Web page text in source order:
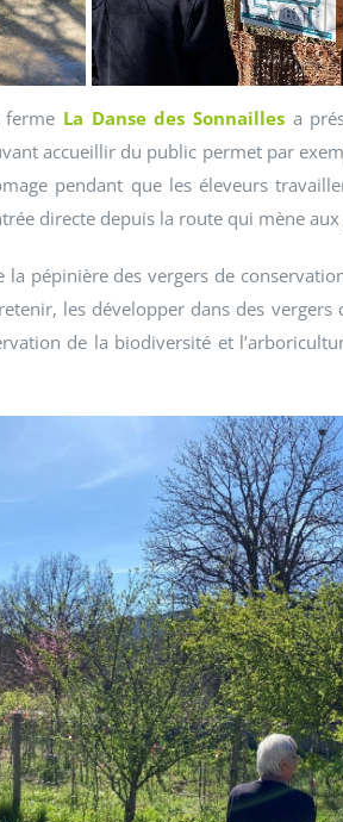
ferme La Danse des Sonnailles a
accueillir du public permet par
pendant que les éleveurs
directe depuis la route qui mène
la pépinière des vergers de
les développer dans des
de la biodiversité et